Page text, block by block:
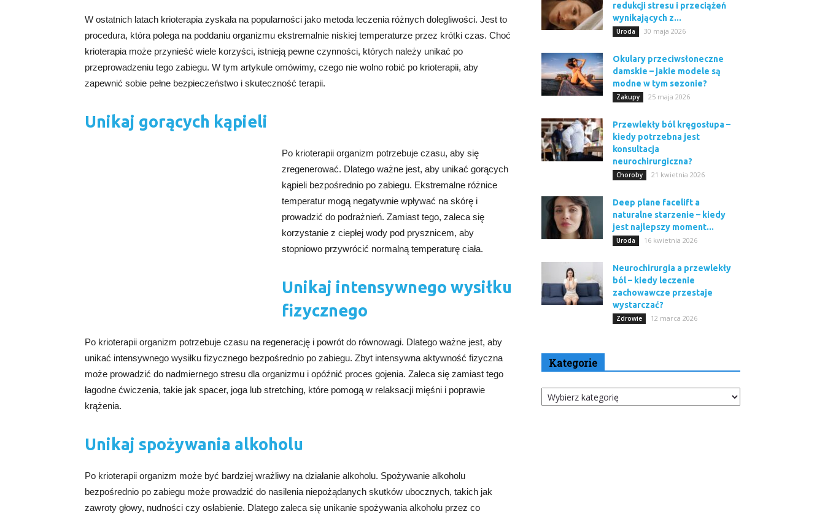
W ostatnich latach krioterapia zyskała na popularności jako metoda leczenia różnych dolegliwości. Jest to
procedura, która polega na poddaniu organizmu ekstremalnie niskiej temperaturze przez krótki czas. Choć
krioterapia może przynieść wiele korzyści, istnieją pewne czynności, których należy unikać po
przeprowadzeniu tego zabiegu. W tym artykule omówimy, czego nie wolno robić po krioterapii, aby
zapewnić sobie pełne bezpieczeństwo i skuteczność terapii.
Unikaj gorących kąpieli
Po krioterapii organizm potrzebuje czasu, aby się
zregenerować. Dlatego ważne jest, aby unikać gorących
kąpieli bezpośrednio po zabiegu. Ekstremalne różnice
temperatur mogą negatywnie wpływać na skórę i
prowadzić do podrażnień. Zamiast tego, zaleca się
korzystanie z ciepłej wody pod prysznicem, aby
stopniowo przywrócić normalną temperaturę ciała.
Unikaj intensywnego wysiłku
fizycznego
Po krioterapii organizm potrzebuje czasu na regenerację i powrót do równowagi. Dlatego ważne jest, aby
unikać intensywnego wysiłku fizycznego bezpośrednio po zabiegu. Zbyt intensywna aktywność fizyczna
może prowadzić do nadmiernego stresu dla organizmu i opóźnić proces gojenia. Zaleca się zamiast tego
łagodne ćwiczenia, takie jak spacer, joga lub stretching, które pomogą w relaksacji mięśni i poprawie
krążenia.
Unikaj spożywania alkoholu
Po krioterapii organizm może być bardziej wrażliwy na działanie alkoholu. Spożywanie alkoholu
bezpośrednio po zabiegu może prowadzić do nasilenia niepożądanych skutków ubocznych, takich jak
zawroty głowy, nudności czy osłabienie. Dlatego zaleca się unikanie spożywania alkoholu przez co
redukcji stresu i przeciążeń
wynikających z...
Uroda 30 maja 2026
Okulary przeciwsłoneczne
damskie – jakie modele są
modne w tym sezonie?
Zakupy 25 maja 2026
Przewlekły ból kręgosłupa –
kiedy potrzebna jest
konsultacja
neurochirurgiczna?
Choroby 21 kwietnia 2026
Deep plane facelift a
naturalne starzenie – kiedy
jest najlepszy moment...
Uroda 16 kwietnia 2026
Neurochirurgia a przewlekły
ból – kiedy leczenie
zachowawcze przestaje
wystarczać?
Zdrowie 12 marca 2026
Kategorie
Kategorie